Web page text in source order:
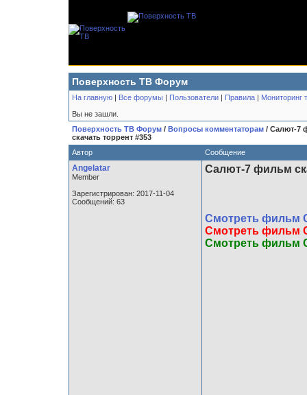
Поверхность ТВ Форум
На главную | Все форумы | Пользователи | Правила | Мониторинг
Вы не зашли.
Поверхность ТВ Форум / Вопросы комментаторам / Салют-7
скачать торрент #353
Автор
Сообщение
Angelatar
Member
Зарегистрирован: 2017-11-04
Сообщений: 63
Салют-7 фильм
Смотреть фильм
Смотреть фильм
Смотреть фильм